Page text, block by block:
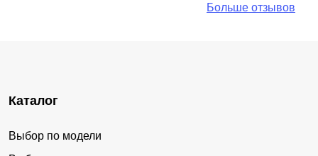
Больше отзывов
Каталог
Выбор по модели